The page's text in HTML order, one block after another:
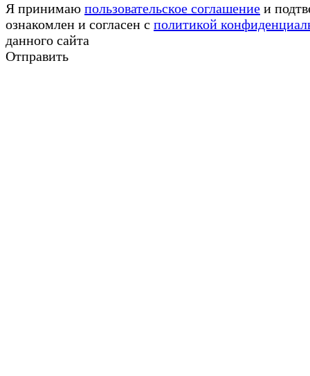
Я принимаю пользовательское соглашение и
ознакомлен и согласен с политикой
данного сайта
Отправить